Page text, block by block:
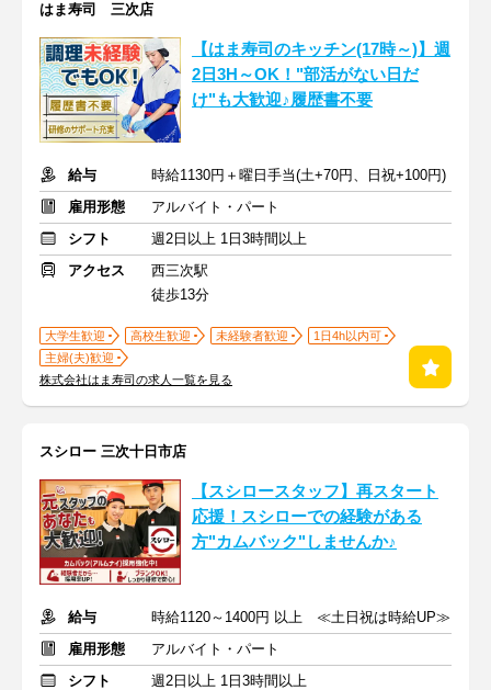
はま寿司 三次店
【はま寿司のキッチン(17時～)】週
2日3H～OK！"部活がない日だ
け"も大歓迎♪履歴書不要
給与
時給1130円＋曜日手当(土+70円、日祝+100円)
雇用形態
アルバイト・パート
シフト
週2日以上 1日3時間以上
アクセス
西三次駅
徒歩13分
大学生歓迎 高校生歓迎 未経験者歓迎
1日4h以内可
主婦(夫)歓迎
株式会社はま寿司の求人一覧を見る
スシロー 三次十日市店
【スシロースタッフ】再スタート
応援！スシローでの経験がある
方"カムバック"しませんか♪
給与
時給1120～1400円 以上 ≪土日祝は時給UP≫
雇用形態
アルバイト・パート
シフト
週2日以上 1日3時間以上